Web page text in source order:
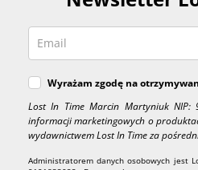
Wyrażam zgodę na
Lost In Time Marcin Martyniuk NIP:
informacji marketingowych o
wydawnictwem Lost In Time za
Administratorem danych osobowych jest